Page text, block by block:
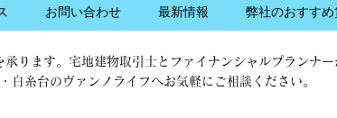
らの所要時間が徒
くはバス20分以
・建物共に所有権
上昇）と18ヵ月連続
た。前年同月と比べ
上昇です。...
お問い合わせ 最新情報 弊社のおすす
ります。宅地建物取引士とファイナンシャルプランナ
白糸台のヴァンノライフへお気軽にご相談ください。